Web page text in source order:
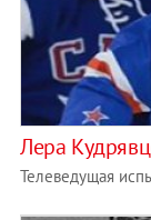
Лера
Телеведущая